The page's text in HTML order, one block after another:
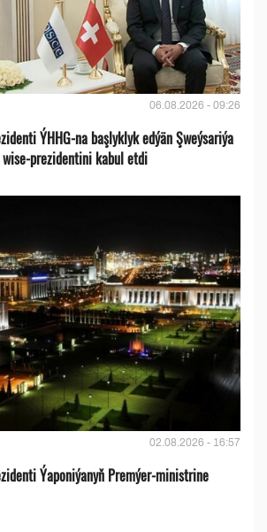
06.08.2026 - 09:26
ÝHHG-na başlyklyk edýän Şweýsariýa
wise-prezidentini kabul etdi
02.08.2026 - 16:57
Ýaponiýanyň Premýer-ministrine